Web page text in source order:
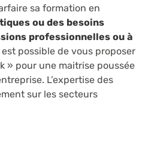
sa formation en
ou des besoins
professionnelles ou à
est possible de vous proposer
» pour une maitrise poussée
L’expertise des
sur les secteurs